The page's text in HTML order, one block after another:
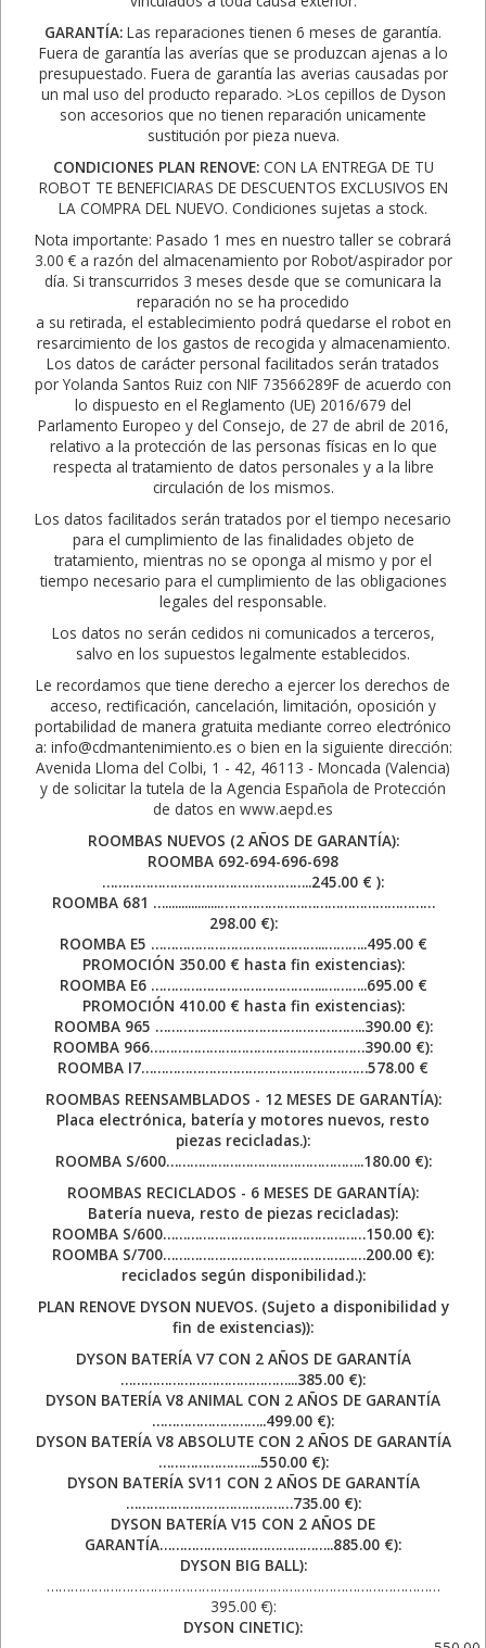
GARANTÍA: Las reparaciones tienen 6 meses de garantía.
Fuera de garantía las averías que se produzcan ajenas a lo
presupuestado. Fuera de garantía las averias causadas por
un mal uso del producto reparado. >Los cepillos de Dyson
son accesorios que no tienen reparación unicamente
sustitución por pieza nueva.
CONDICIONES PLAN RENOVE:CON LA ENTREGA DE TU
ROBOT TE BENEFICIARAS DE DESCUENTOS EXCLUSIVOS EN
LA COMPRA DEL NUEVO. Condiciones sujetas a stock.
Nota importante: Pasado 1 mes en nuestro taller se cobrará
3.00 € a razón del almacenamiento por Robot/aspirador por
día. Si transcurridos 3 meses desde que se comunicara la
reparación no se ha procedido
a su retirada, el establecimiento podrá quedarse el robot en
resarcimiento de los gastos de recogida y almacenamiento.
Los datos de carácter personal facilitados serán tratados
por Yolanda Santos Ruiz con NIF 73566289F de acuerdo con
lo dispuesto en el Reglamento (UE) 2016/679 del
Parlamento Europeo y del Consejo, de 27 de abril de 2016,
relativo a la protección de las personas físicas en lo que
respecta al tratamiento de datos personales y a la libre
circulación de los mismos.
Los datos facilitados serán tratados por el tiempo necesario
para el cumplimiento de las finalidades objeto de
tratamiento, mientras no se oponga al mismo y por el
tiempo necesario para el cumplimiento de las obligaciones
legales del responsable.
Los datos no serán cedidos ni comunicados a terceros,
salvo en los supuestos legalmente establecidos.
Le recordamos que tiene derecho a ejercer los derechos de
acceso, rectificación, cancelación, limitación, oposición y
portabilidad de manera gratuita mediante correo electrónico
a: info@cdmantenimiento.es o bien en la siguiente dirección:
Avenida Lloma del Colbi, 1 - 42, 46113 - Moncada (Valencia)
y de solicitar la tutela de la Agencia Española de Protección
de datos en www.aepd.es
ROOMBAS NUEVOS (2 AÑOS DE GARANTÍA):
ROOMBA 692-694-696-698
……………………………………………..245.00 € ):
ROOMBA 681 ….................………………………………………………
298.00 €):
ROOMBA E5 ……………………………………..………..495.00 €
PROMOCIÓN 350.00 € hasta fin existencias):
ROOMBA E6 ……………………………………..………..695.00 €
PROMOCIÓN 410.00 € hasta fin existencias):
ROOMBA 965 ……………………………………………..390.00 €):
ROOMBA 966………………………………………………390.00 €):
ROOMBA I7…………………………………………………578.00 €
ROOMBAS REENSAMBLADOS - 12 MESES DE GARANTÍA):
Placa electrónica, batería y motores nuevos, resto
piezas recicladas.):
ROOMBA S/600…………………………………………..180.00 €):
ROOMBAS RECICLADOS - 6 MESES DE GARANTÍA):
Batería nueva, resto de piezas recicladas):
ROOMBA S/600……………………………………………150.00 €):
ROOMBA S/700……………………………………………200.00 €):
reciclados según disponibilidad.):
PLAN RENOVE DYSON NUEVOS. (Sujeto a disponibilidad y
fin de existencias)):
DYSON BATERÍA V7 CON 2 AÑOS DE GARANTÍA
……………………………………...385.00 €):
DYSON BATERÍA V8 ANIMAL CON 2 AÑOS DE GARANTÍA
………………………..499.00 €):
DYSON BATERÍA V8 ABSOLUTE CON 2 AÑOS DE GARANTÍA
……………………..550.00 €):
DYSON BATERÍA SV11 CON 2 AÑOS DE GARANTÍA
……………………………………735.00 €):
DYSON BATERÍA V15 CON 2 AÑOS DE
GARANTÍA……………………………………..885.00 €):
DYSON BIG BALL):
………………………………………………………………………………………
395.00 €):
DYSON CINETIC):